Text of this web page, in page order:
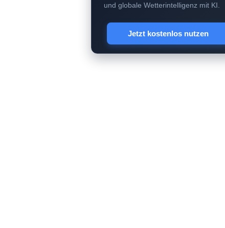
und globale Wetterintelligenz mit KI.
Jetzt kostenlos nutzen